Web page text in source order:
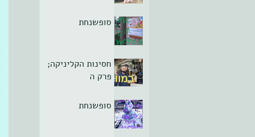
סופשנחת
חסינות הקליניקה;
פרק ה
סופשנחת